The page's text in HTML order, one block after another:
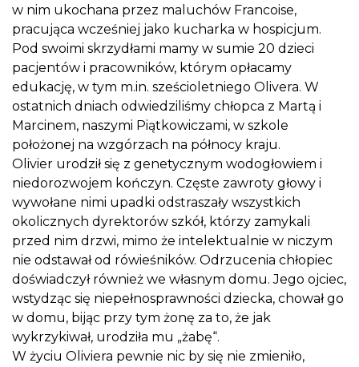
w nim ukochana przez maluchów Francoise,
pracująca wcześniej jako kucharka w hospicjum.
Pod swoimi skrzydłami mamy w sumie 20 dzieci
pacjentów i pracowników, którym opłacamy
edukację, w tym m.in. sześcioletniego Olivera. W
ostatnich dniach odwiedziliśmy chłopca z Martą i
Marcinem, naszymi Piątkowiczami, w szkole
położonej na wzgórzach na północy kraju.
Olivier urodził się z genetycznym wodogłowiem i
niedorozwojem kończyn. Częste zawroty głowy i
wywołane nimi upadki odstraszały wszystkich
okolicznych dyrektorów szkół, którzy zamykali
przed nim drzwi, mimo że intelektualnie w niczym
nie odstawał od rówieśników. Odrzucenia chłopiec
doświadczył również we własnym domu. Jego ojciec,
wstydząc się niepełnosprawności dziecka, chował go
w domu, bijąc przy tym żonę za to, że jak
wykrzykiwał, urodziła mu „żabę“.
W życiu Oliviera pewnie nic by się nie zmieniło,